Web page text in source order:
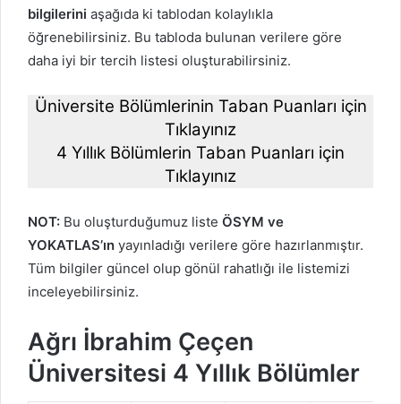
bilgilerini aşağıda ki tablodan kolaylıkla
öğrenebilirsiniz. Bu tabloda bulunan verilere göre
daha iyi bir tercih listesi oluşturabilirsiniz.
Üniversite Bölümlerinin Taban Puanları için
Tıklayınız
4 Yıllık Bölümlerin Taban Puanları için
Tıklayınız
NOT: Bu oluşturduğumuz liste ÖSYM ve
YOKATLAS’ın yayınladığı verilere göre hazırlanmıştır.
Tüm bilgiler güncel olup gönül rahatlığı ile listemizi
inceleyebilirsiniz.
Ağrı İbrahim Çeçen
Üniversitesi 4 Yıllık Bölümler